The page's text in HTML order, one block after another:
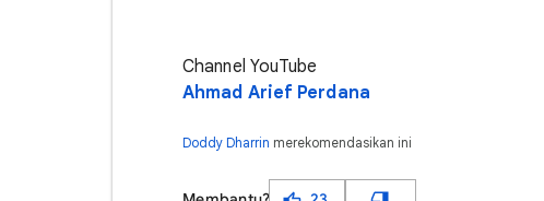
Channel YouTube
Ahmad Arief Perdana
Doddy Dharrin merekomendasikan ini